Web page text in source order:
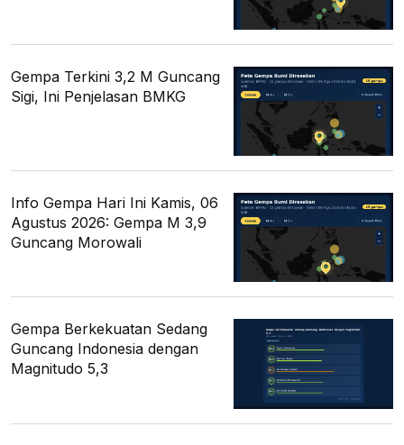
Gempa Terkini 3,2 M Guncang
Sigi, Ini Penjelasan BMKG
Info Gempa Hari Ini Kamis, 06
Agustus 2026: Gempa M 3,9
Guncang Morowali
Gempa Berkekuatan Sedang
Guncang Indonesia dengan
Magnitudo 5,3